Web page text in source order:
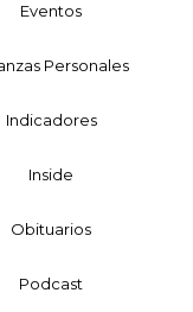
Eventos
Personales
Indicadores
Inside
Obituarios
Podcast